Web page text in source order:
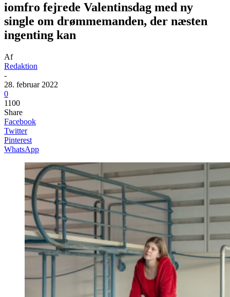
iomfro fejrede Valentinsdag med ny
single om drømmemanden, der næsten
ingenting kan
Af
Redaktion
-
28. februar 2022
0
1100
Share
Facebook
Twitter
Pinterest
WhatsApp